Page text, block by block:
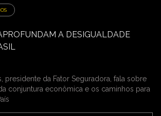
A DESIGUALDADE
presidente da Fator Seguradora, fala sobre
conjuntura econômica e os caminhos para